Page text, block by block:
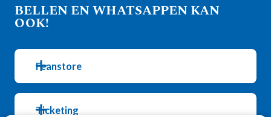
BELLEN EN WHATSAPPEN KAN
OOK!
Feanstore
Ticketing